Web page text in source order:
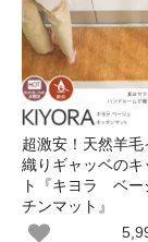
超激安！天然羊
織りギャッベのキ
ト『キヨラ ベ
チンマット』